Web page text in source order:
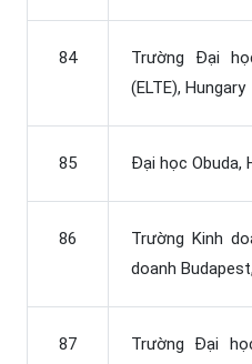
84
Trường Đại
(ELTE), Hungary
85 Đại học Obuda,
86
Trường Kinh
doanh
87
Trường Đại